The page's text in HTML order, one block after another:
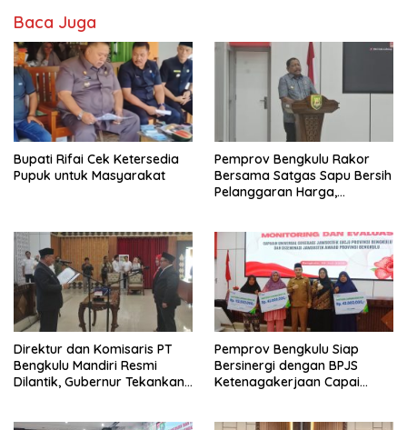
Baca Juga
Bupati Rifai Cek Ketersedia
Pupuk untuk Masyarakat
Pemprov Bengkulu Rakor
Bersama Satgas Sapu Bersih
Pelanggaran Harga,
Masih Jadi Sorotan
Direktur dan Komisaris PT
Bengkulu Mandiri Resmi
Dilantik, Gubernur Tekankan
Pemprov Bengkulu Siap
Bersinergi dengan BPJS
Ketenagakerjaan Capai